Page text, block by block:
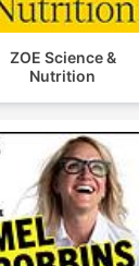
ZOE Science &
Nutrition